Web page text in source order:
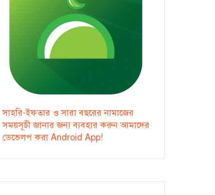
সাহরি-ইফতার ও সারা বছরের নামাজের
সময়সূচী জানার জন্য ব্যবহার করুন আমাদের
ডেভেলপ করা Android App!